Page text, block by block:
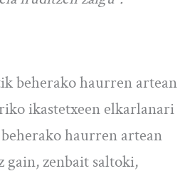
beherako haurren artean
ikastetxeen elkarlanari
haurren artean
gain, zenbait saltoki,